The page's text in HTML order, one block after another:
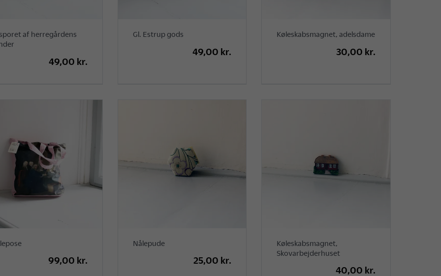
af herregårdens
49,00 kr.
Gl. Estrup gods
49,00 kr.
Køleskabsmagnet, adelsdame
30,00 kr.
99,00 kr.
Nålepude
25,00 kr.
Køleskabsmagnet,
Skovarbejderhuset
40,00 kr.